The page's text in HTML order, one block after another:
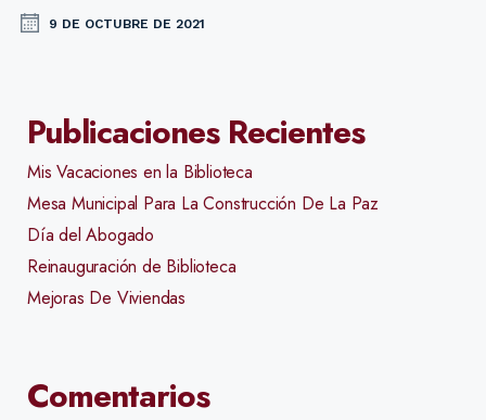
9 DE OCTUBRE DE 2021
Publicaciones Recientes
Mis Vacaciones en la Biblioteca
Mesa Municipal Para La Construcción De La Paz
Día del Abogado
Reinauguración de Biblioteca
Mejoras De Viviendas
Comentarios